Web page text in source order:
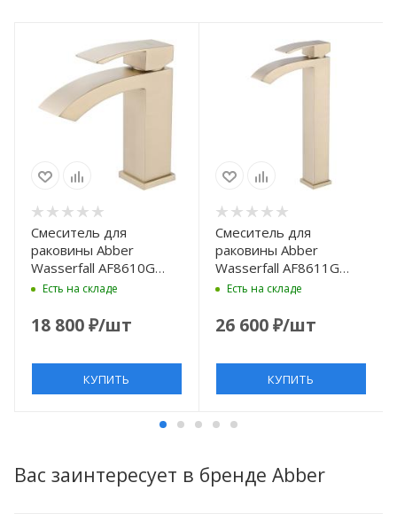
Смеситель для
раковины Abber
Wasserfall AF8610G
золотой матовый
Есть на складе
18 800₽/шт
КУПИТЬ
Смеситель для
раковины Abber
Wasserfall AF8611G
золотой матовый
Есть на складе
26 600₽/шт
КУПИТЬ
Вас заинтересует в бренде Abber